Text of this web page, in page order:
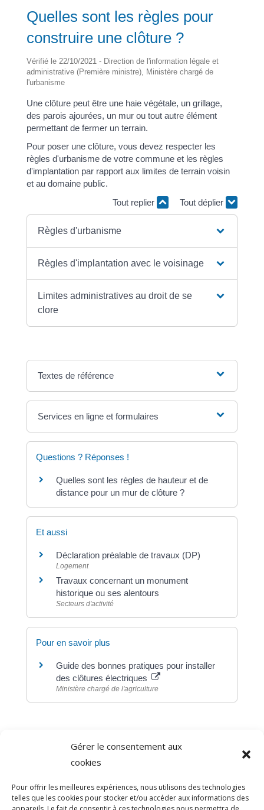
Gérer le consentement aux
cookies
Pour offrir les meilleures expériences, nous utilisons des technologies
telles que les cookies pour stocker et/ou accéder aux informations des
Quelles sont les règles pour
construire une clôture ?
Vérifié le 22/10/2021 - Direction de l'information légale et
administrative (Première ministre), Ministère chargé de
l'urbanisme
Une clôture peut être une haie végétale, un grillage,
des parois ajourées, un mur ou tout autre élément
permettant de fermer un terrain.
Pour poser une clôture, vous devez respecter les
règles d'urbanisme de votre commune et les règles
d'implantation par rapport aux limites de terrain voisin
et au domaine public.
Tout replier
Tout déplier
Règles d'urbanisme
Règles d'implantation avec le voisinage
Limites administratives au droit de se
clore
Textes de référence
Services en ligne et formulaires
Questions ? Réponses !
Quelles sont les règles de hauteur et de
distance pour un mur de clôture ?
Et aussi
Déclaration préalable de travaux (DP)
Logement
Travaux concernant un monument
historique ou ses alentours
Secteurs d'activité
Pour en savoir plus
Guide des bonnes pratiques pour installer
des clôtures électriques
Ministère chargé de l'agriculture
Direction de l'information légale et administrative
comarquage developpé par